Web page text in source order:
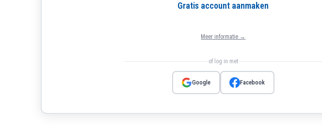
Gratis account aanmaken
Meer informatie →
of log in met
Google Facebook